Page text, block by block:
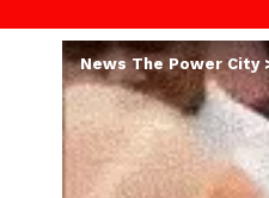
News The Power City